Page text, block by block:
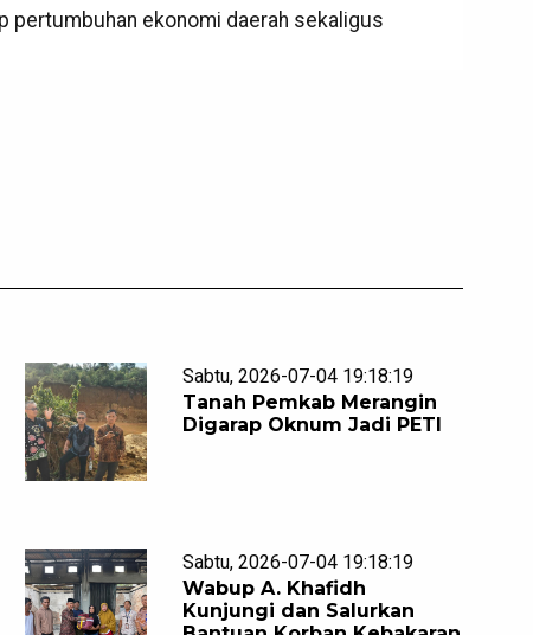
pertumbuhan ekonomi daerah sekaligus
Sabtu, 2026-07-04 19:18:19
Tanah Pemkab Merangin
Digarap Oknum Jadi PETI
Sabtu, 2026-07-04 19:18:19
Wabup A. Khafidh
Kunjungi dan Salurkan